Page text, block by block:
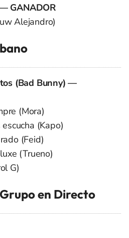
GANADOR
Alejandro)
(Bad Bunny) —
(Mora)
(Kapo)
(Feid)
(Trueno)
G)
en Directo